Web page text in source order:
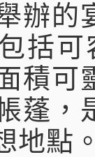
辦的
括
積可
蓬，
地點